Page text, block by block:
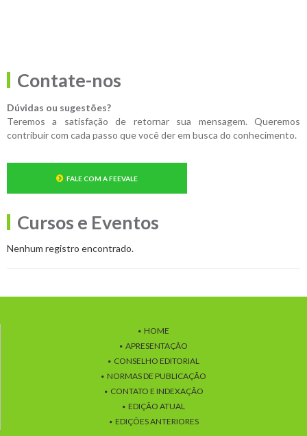
Contate-nos
Dúvidas ou sugestões?
Teremos a satisfação de retornar sua mensagem. Queremos
contribuir com cada passo que você der em busca do conhecimento.
FALE COM A FEEVALE
Cursos e Eventos
Nenhum registro encontrado.
HOME
APRESENTAÇÃO
CONSELHO EDITORIAL
NORMAS DE PUBLICAÇÃO
CONTATO E INDEXAÇÃO
EDIÇÃO ATUAL
EDIÇÕES ANTERIORES